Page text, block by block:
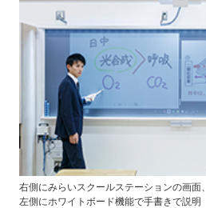
右側にみらいスクールステーションの画面、
左側にホワイトボード機能で手書きで説明